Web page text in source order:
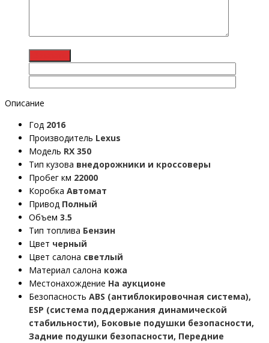
Описание
Год 2016
Производитель Lexus
Модель RX 350
Тип кузова внедорожники и кроссоверы
Пробег км 22000
Коробка Автомат
Привод Полный
Объем 3.5
Тип топлива Бензин
Цвет черный
Цвет салона светлый
Материал салона кожа
Местонахождение На аукционе
Безопасность ABS (антиблокировочная система),
ESP (система поддержания динамической
стабильности), Боковые подушки безопасности,
Задние подушки безопасности, Передние